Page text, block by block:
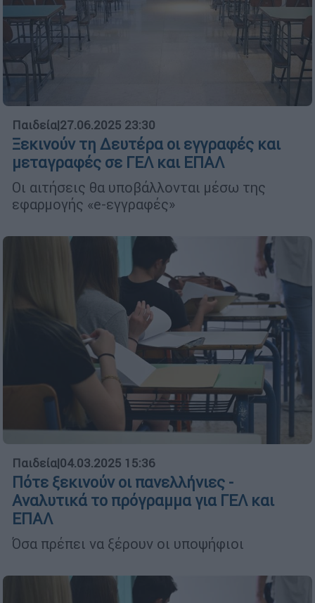
Παιδεία|27.06.2025 23:30
Ξεκινούν τη Δευτέρα οι εγγραφές και
μεταγραφές σε ΓΕΛ και ΕΠΑΛ
Οι αιτήσεις θα υποβάλλονται μέσω της
εφαρμογής «e-εγγραφές»
Παιδεία|04.03.2025 15:36
Πότε ξεκινούν οι πανελλήνιες -
Αναλυτικά το πρόγραμμα για ΓΕΛ και
ΕΠΑΛ
Όσα πρέπει να ξέρουν οι υποψήφιοι